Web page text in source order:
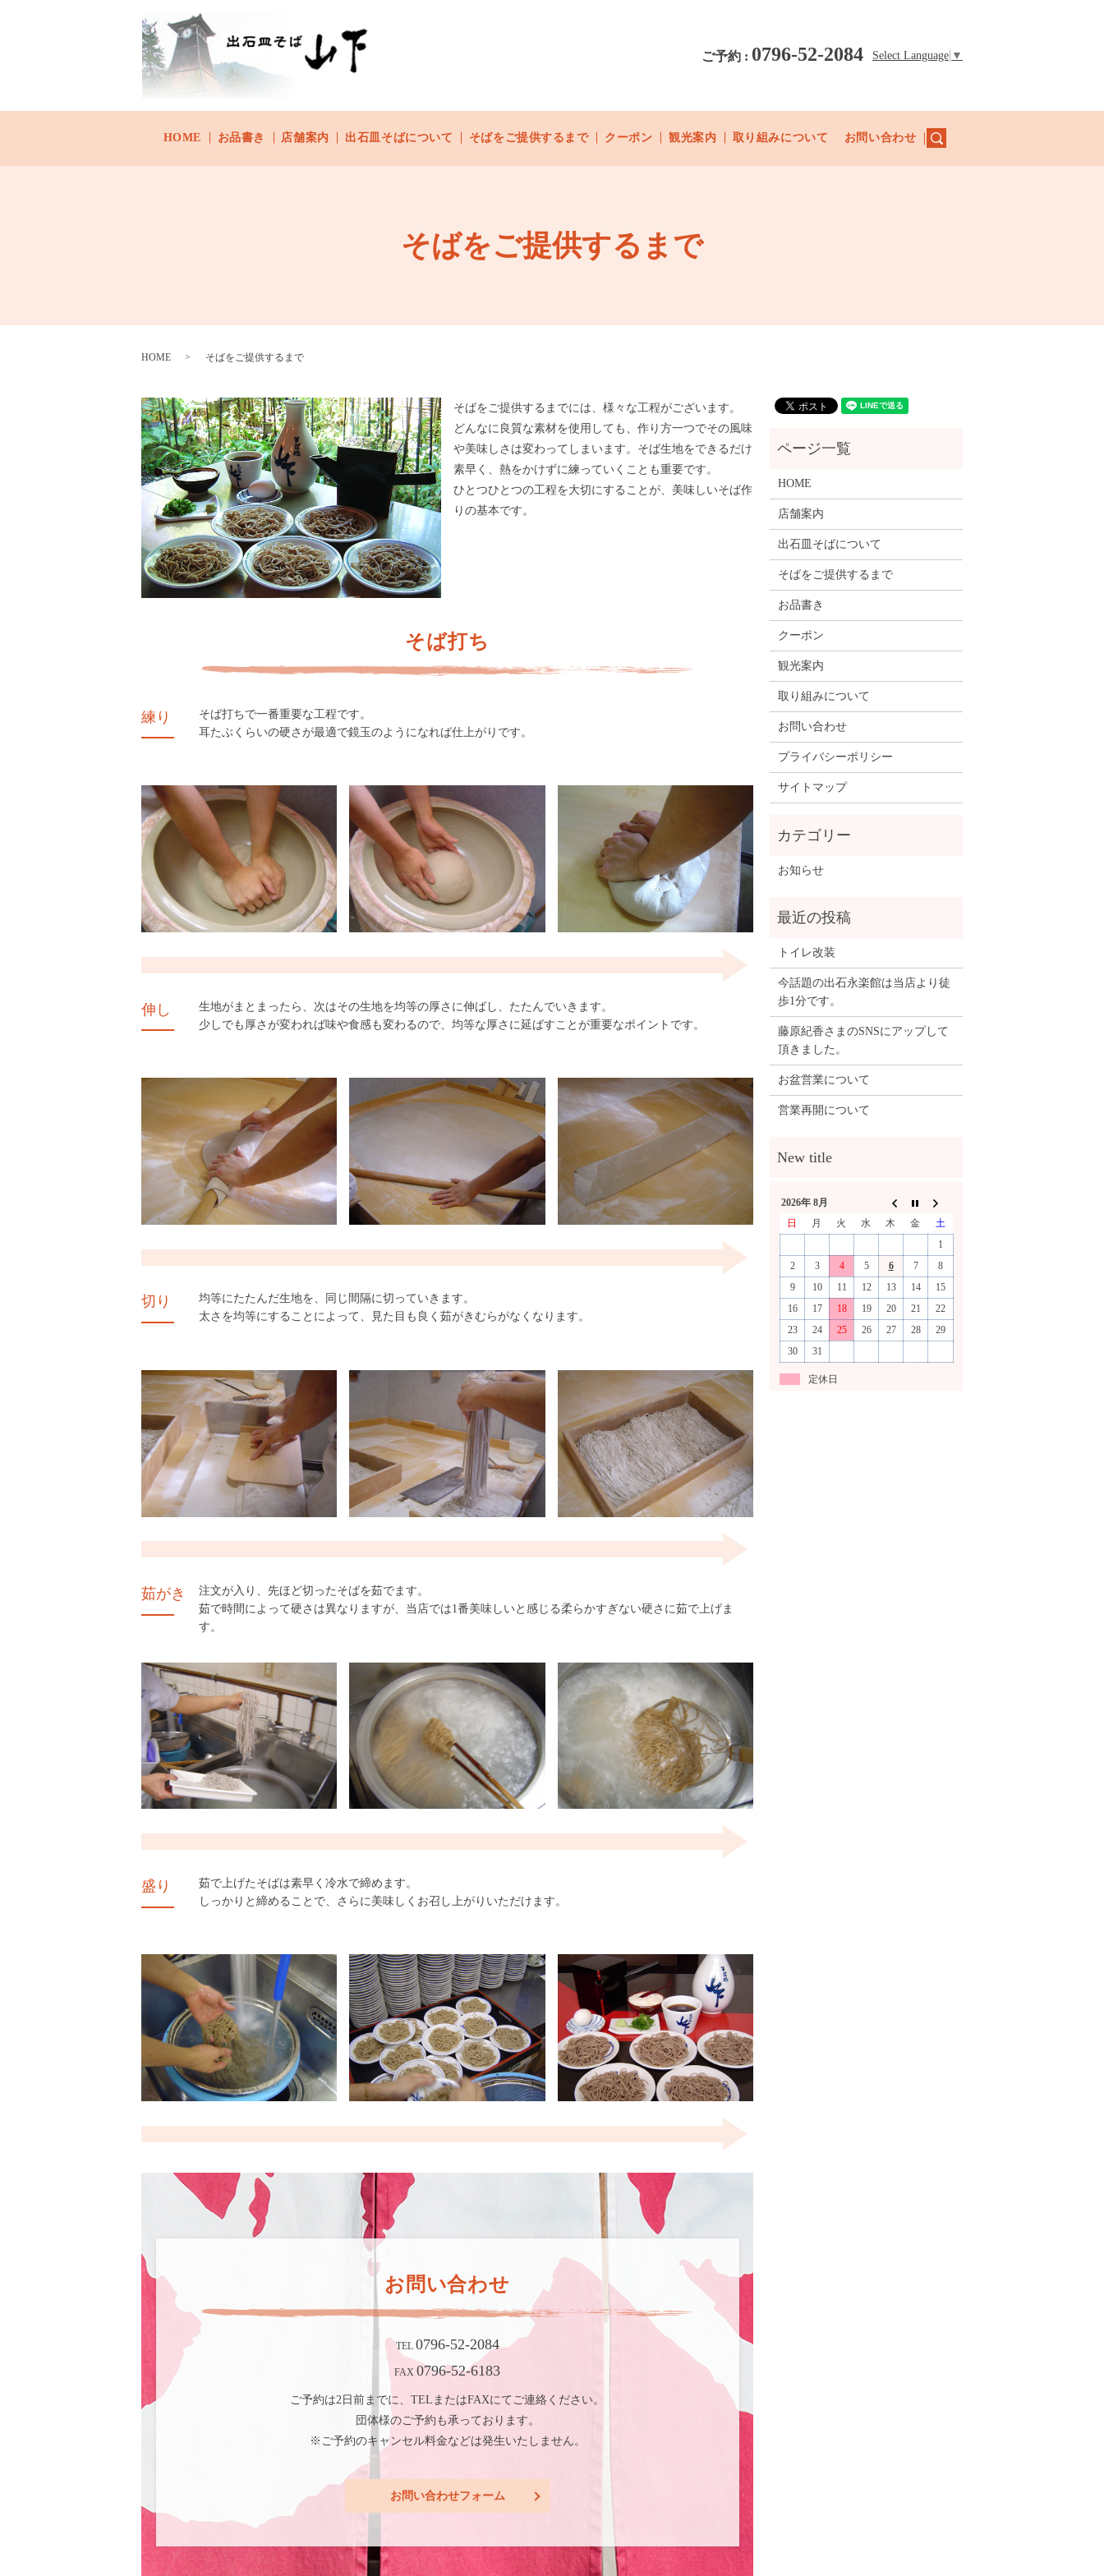
HOME お品書き 店舗案内 出石皿そばについて そばをご提供するまで クーポン 観光案内 取り組みについて お問い合わせ search
ご予約 : 0796-52-2084 Select Language ▼
そばをご提供するまで
HOME そばをご提供するまで
そばをご提供するまでには、様々な工程がございます。
どんなに良質な素材を使用しても、作り方一つでその風味
や美味しさは変わってしまいます。そば生地をできるだけ
素早く、熱をかけずに練っていくことも重要です。
ひとつひとつの工程を大切にすることが、美味しいそば作
りの基本です。
そば打ち
練り
そば打ちで一番重要な工程です。
耳たぶくらいの硬さが最適で鏡玉のようになれば仕上がりです。
伸し
生地がまとまったら、次はその生地を均等の厚さに伸ばし、たたんでいきます。
少しでも厚さが変われば味や食感も変わるので、均等な厚さに延ばすことが重要なポイントです。
切り
均等にたたんだ生地を、同じ間隔に切っていきます。
太さを均等にすることによって、見た目も良く茹がきむらがなくなります。
茹がき
注文が入り、先ほど切ったそばを茹でます。
茹で時間によって硬さは異なりますが、当店では1番美味しいと感じる柔らかすぎない硬さに茹で上げま
す。
盛り
茹で上げたそばは素早く冷水で締めます。
しっかりと締めることで、さらに美味しくお召し上がりいただけます。
お問い合わせ
TEL 0796-52-2084
FAX 0796-52-6183
ご予約は2日前までに、TELまたはFAXにてご連絡ください。
団体様のご予約も承っております。
※ご予約のキャンセル料金などは発生いたしません。
お問い合わせフォーム
HOME
店舗案内
出石皿そばについて
そばをご提供するまで
お品書き
クーポン
観光案内
取り組みについて
お問い合わせ
プライバシーポリシー
サイトマップ
お知らせ
トイレ改装
今話題の出石永楽館は当店より徒
歩1分です。
藤原紀香さまのSNSにアップして
頂きました。
お盆営業について
営業再開について
2026年 8月
日
月 火 水 木 金
土
1
2
3 4 5 6 7
8
9
10 11 12 13 14
15
16
17 18 19 20 21
22
23
24 25 26 27 28
29
30
31
定休日